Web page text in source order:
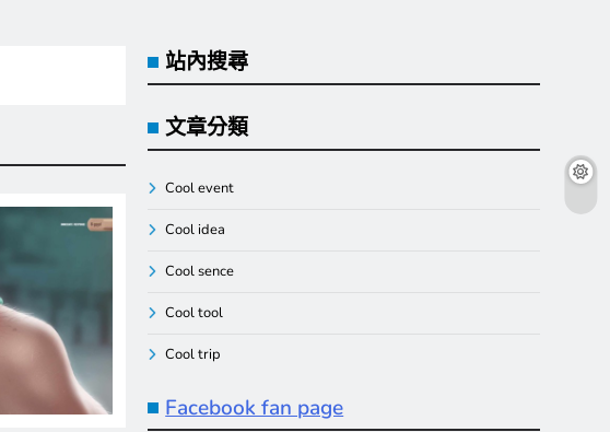
站內搜尋
文章分類
Cool event
Cool idea
Cool sence
Cool tool
Cool trip
Facebook fan page